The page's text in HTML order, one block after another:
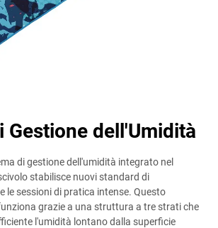
Gestione dell'Umidità
di gestione dell'umidità integrato nel
stabilisce nuovi standard di
le sessioni di pratica intense. Questo
grazie a una struttura a tre strati che
l'umidità lontano dalla superficie